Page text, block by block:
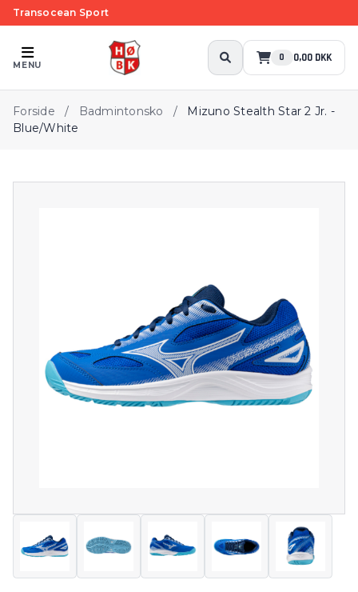
Transocean Sport
MENU
0 0,00 DKK
Forside / Badmintonsko /
Mizuno Stealth Star 2 Jr. -
Blue/White